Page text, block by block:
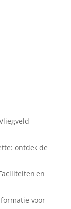
ontdek de
en
voor